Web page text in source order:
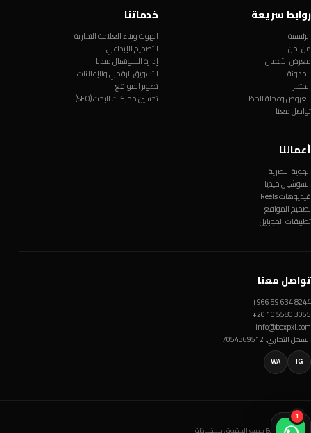
1
روابط سريعة
الرئيسية
من نحن
معرض الأعمال
المدونة
المتجر
العروض وعجلة الحظ
تواصل معنا
خدماتنا
الهوية وبناء العلامة التجارية
التصميم الإبداعي
إدارة السوشيال ميديا
التسويق الرقمي والإعلانات
تطوير المواقع
تحسين محركات البحث (SEO)
أعمالنا
الهوية البصرية
السوشيال ميديا
فيديوهات Reels
تصميم المواقع
تطبيقات الموبايل
تواصل معنا
+966 59 634 8244
+20 10 5580 3055
info@boxpxl.com
السجل التجاري: 7054369512
IG
WA